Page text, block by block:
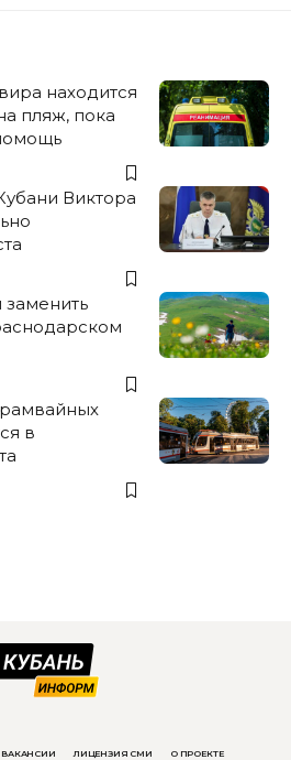
находится
пляж, пока
Виктора
в
ВАКАНСИИ ЛИЦЕНЗИЯ СМИ О ПРОЕКТЕ